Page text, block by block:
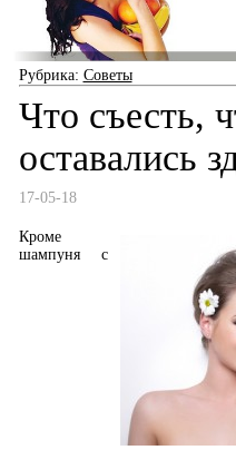
Рубрика: Советы
Что съесть,
оставались
17-05-18
Кроме
шампуня с